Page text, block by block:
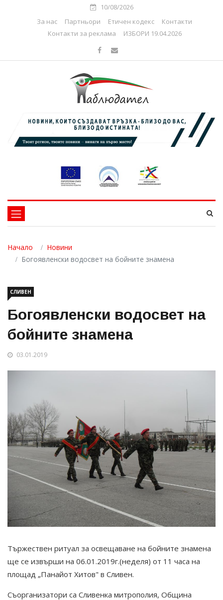
10/08/2026
За нас
Партньори Етичен кодекс
Контакти
Контакти за реклама
ИЗБОРИ 19.04.2026
Начало
Новини
Богоявленски водосвет на бойните знамена
СЛИВЕН
Богоявленски водосвет на
бойните знамена
03.01.2019
Тържествен ритуал за освещаване на бойните знамена
ще се извърши на 06.01.2019г.(неделя) от 11 часа на
площад „Панайот Хитов" в Сливен.
Съорганизатори са Сливенка митрополия, Община